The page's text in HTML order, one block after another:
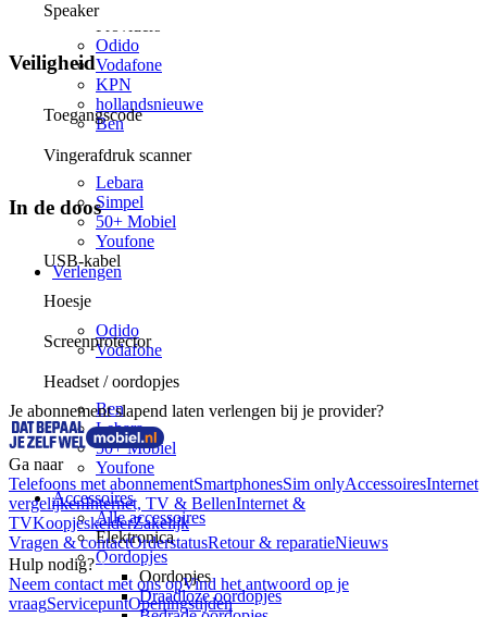
Odido
Vodafone
KPN
hollandsnieuwe
Ben
Budget Thuis
Lebara
Simpel
50+ Mobiel
Youfone
Verlengen
Odido
Vodafone
hollandsnieuwe
Ben
Lebara
50+ Mobiel
Youfone
Accessoires
Alle accessoires
Elektronica
Oordopjes
Oordopjes
Draadloze oordopjes
Speaker
Veiligheid
Toegangscode
Vingerafdruk scanner
In de doos
USB-kabel
Hoesje
Screenprotector
Headset / oordopjes
Je abonnement slapend laten verlengen bij je provider?
Ga naar
Telefoons met abonnementSmartphonesSim onlyAccessoiresInternet
vergelijkenInternet, TV & BellenInternet &
TVKoopjeskelderZakelijk
Vragen & contactOrderstatusRetour & reparatieNieuws
Hulp nodig?
Neem contact met ons opVind het antwoord op je
vraagServicepuntOpeningstijden